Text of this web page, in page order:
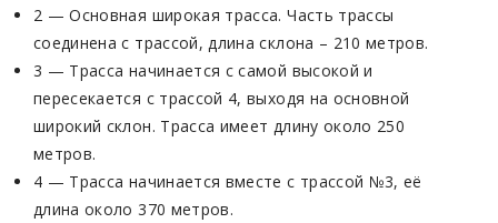
2 — Основная широкая трасса. Часть трассы
соединена с трассой, длина склона – 210 метров.
3 — Трасса начинается с самой высокой и
пересекается с трассой 4, выходя на основной
широкий склон. Трасса имеет длину около 250
метров.
4 — Трасса начинается вместе с трассой №3, её
длина около 370 метров.